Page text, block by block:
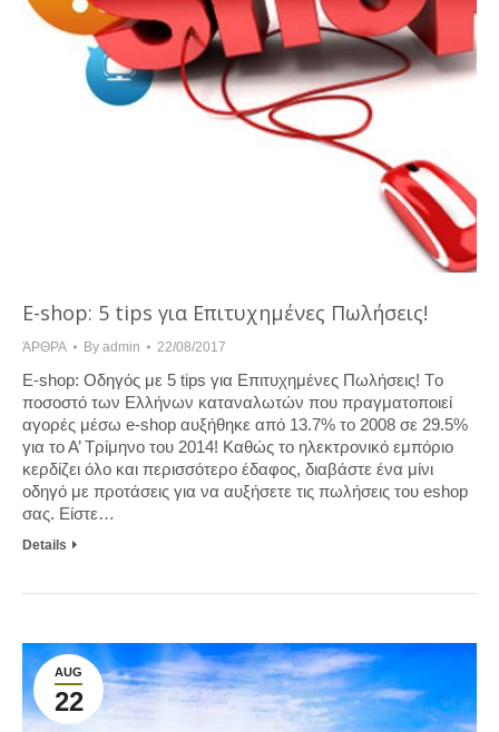
E-shop: 5 tips για Επιτυχημένες Πωλήσεις!
ΆΡΘΡΑ By admin 22/08/2017
E-shop: Οδηγός με 5 tips για Επιτυχημένες Πωλήσεις! Τo
ποσοστό των Ελλήνων καταναλωτών που πραγματοποιεί
αγορές μέσω e-shop αυξήθηκε από 13.7% το 2008 σε 29.5%
για το Α’ Τρίμηνο του 2014! Καθώς το ηλεκτρονικό εμπόριο
κερδίζει όλο και περισσότερο έδαφος, διαβάστε ένα μίνι
οδηγό με προτάσεις για να αυξήσετε τις πωλήσεις του eshop
σας. Είστε…
Details
AUG
22